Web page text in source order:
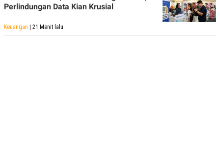
Perlindungan Data Kian Krusial
Keuangan | 21 Menit lalu